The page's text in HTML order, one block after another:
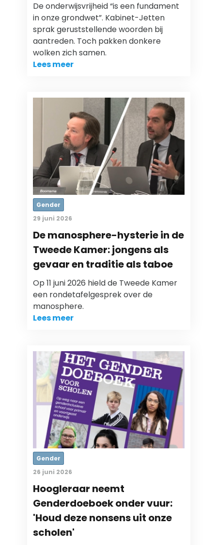
De onderwijsvrijheid “is een fundament
in onze grondwet”. Kabinet-Jetten
sprak geruststellende woorden bij
aantreden. Toch pakken donkere
wolken zich samen.
Lees meer
Gender
29 juni 2026
De manosphere-hysterie in de
Tweede Kamer: jongens als
gevaar en traditie als taboe
Op 11 juni 2026 hield de Tweede Kamer
een rondetafelgesprek over de
manosphere.
Lees meer
Gender
26 juni 2026
Hoogleraar neemt
Genderdoeboek onder vuur:
'Houd deze nonsens uit onze
scholen'